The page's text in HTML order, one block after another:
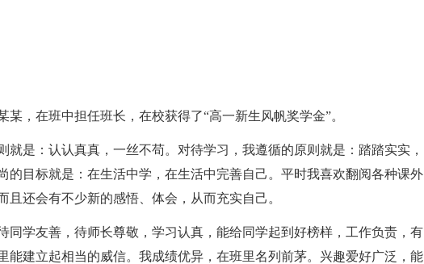
某，在班中担任班长，在校获得了“高一新生风帆奖学金”。
就是：认认真真，一丝不苟。对待学习，我遵循的原则就是：踏踏实实，
的目标就是：在生活中学，在生活中完善自己。平时我喜欢翻阅各种课外
且还会有不少新的感悟、体会，从而充实自己。
同学友善，待师长尊敬，学习认真，能给同学起到好榜样，工作负责，有
能建立起相当的威信。我成绩优异，在班里名列前茅。兴趣爱好广泛，能